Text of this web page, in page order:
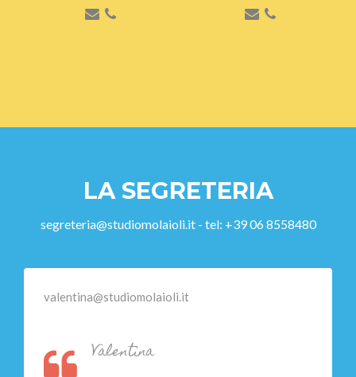
LA SEGRETERIA
segreteria@studiomolaioli.it - tel: +39 06 8558480
valentina@studiomolaioli.it
Valentina